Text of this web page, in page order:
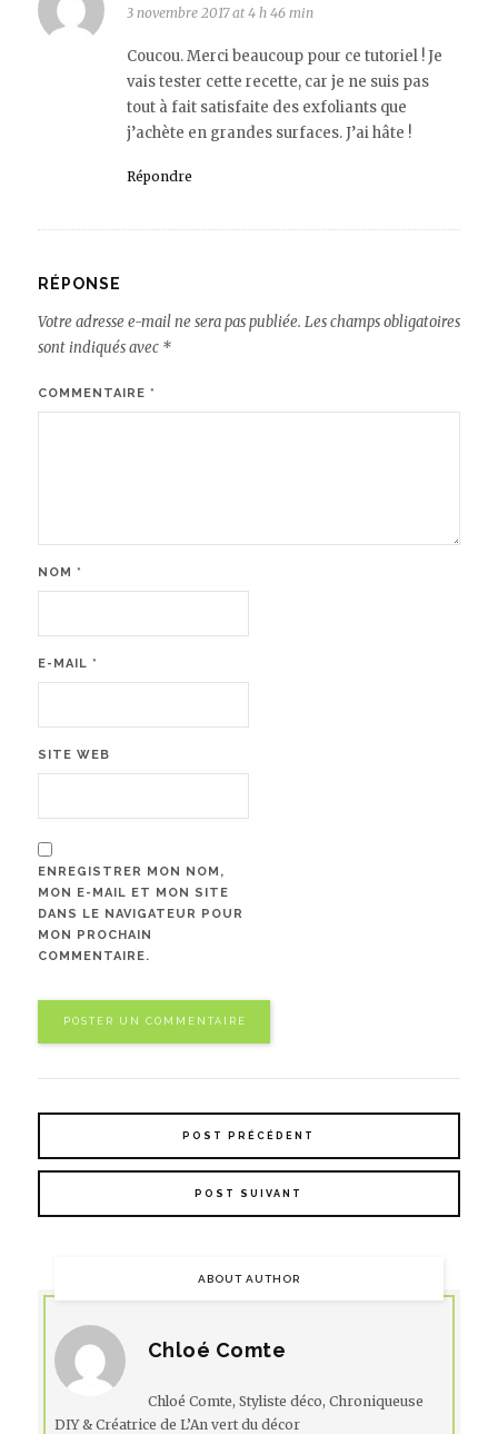
3 novembre 2017 at 4 h 46 min
Coucou. Merci beaucoup pour ce tutoriel ! Je
vais tester cette recette, car je ne suis pas
tout à fait satisfaite des exfoliants que
j’achète en grandes surfaces. J’ai hâte !
Répondre
RÉPONSE
Votre adresse e-mail ne sera pas publiée. Les champs obligatoires
sont indiqués avec *
COMMENTAIRE *
NOM *
E-MAIL *
SITE WEB
ENREGISTRER MON NOM,
MON E-MAIL ET MON SITE
DANS LE NAVIGATEUR POUR
MON PROCHAIN
COMMENTAIRE.
POST PRÉCÉDENT
POST SUIVANT
ABOUT AUTHOR
Chloé Comte
Chloé Comte, Styliste déco, Chroniqueuse
DIY & Créatrice de L’An vert du décor